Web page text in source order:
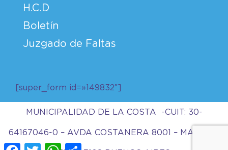
H.C.D
Boletín
Juzgado de Faltas
[super_form id=»149832″]
MUNICIPALIDAD DE LA COSTA -CUIT: 30-
64167046-0 – AVDA COSTANERA 8001 – MAR DEL
Facebook
TwitterWhatsApp